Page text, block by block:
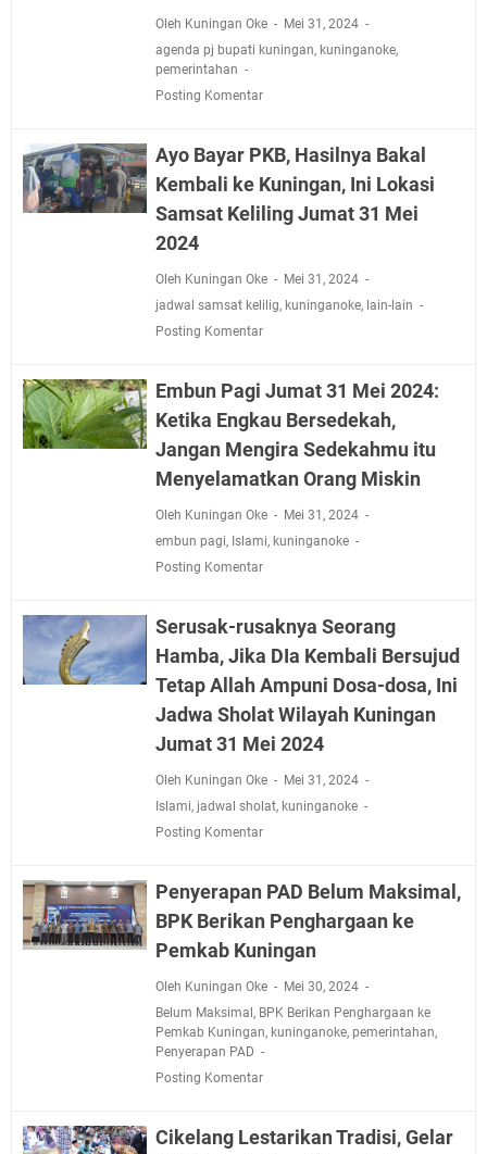
Oleh Kuningan Oke
Mei 31, 2024
agenda pj bupati kuningan, kuninganoke,
pemerintahan
Posting Komentar
Ayo Bayar PKB, Hasilnya Bakal
Kembali ke Kuningan, Ini Lokasi
Samsat Keliling Jumat 31 Mei
2024
Oleh Kuningan Oke
Mei 31, 2024
jadwal samsat kelilig, kuninganoke, lain-lain
Posting Komentar
Embun Pagi Jumat 31 Mei 2024:
Ketika Engkau Bersedekah,
Jangan Mengira Sedekahmu itu
Menyelamatkan Orang Miskin
Oleh Kuningan Oke
Mei 31, 2024
embun pagi, Islami, kuninganoke
Posting Komentar
Serusak-rusaknya Seorang
Hamba, Jika DIa Kembali Bersujud
Tetap Allah Ampuni Dosa-dosa, Ini
Jadwa Sholat Wilayah Kuningan
Jumat 31 Mei 2024
Oleh Kuningan Oke
Mei 31, 2024
Islami, jadwal sholat, kuninganoke
Posting Komentar
Penyerapan PAD Belum Maksimal,
BPK Berikan Penghargaan ke
Pemkab Kuningan
Oleh Kuningan Oke
Mei 30, 2024
Belum Maksimal , BPK Berikan Penghargaan ke
Pemkab Kuningan, kuninganoke, pemerintahan,
Penyerapan PAD
Posting Komentar
Cikelang Lestarikan Tradisi, Gelar